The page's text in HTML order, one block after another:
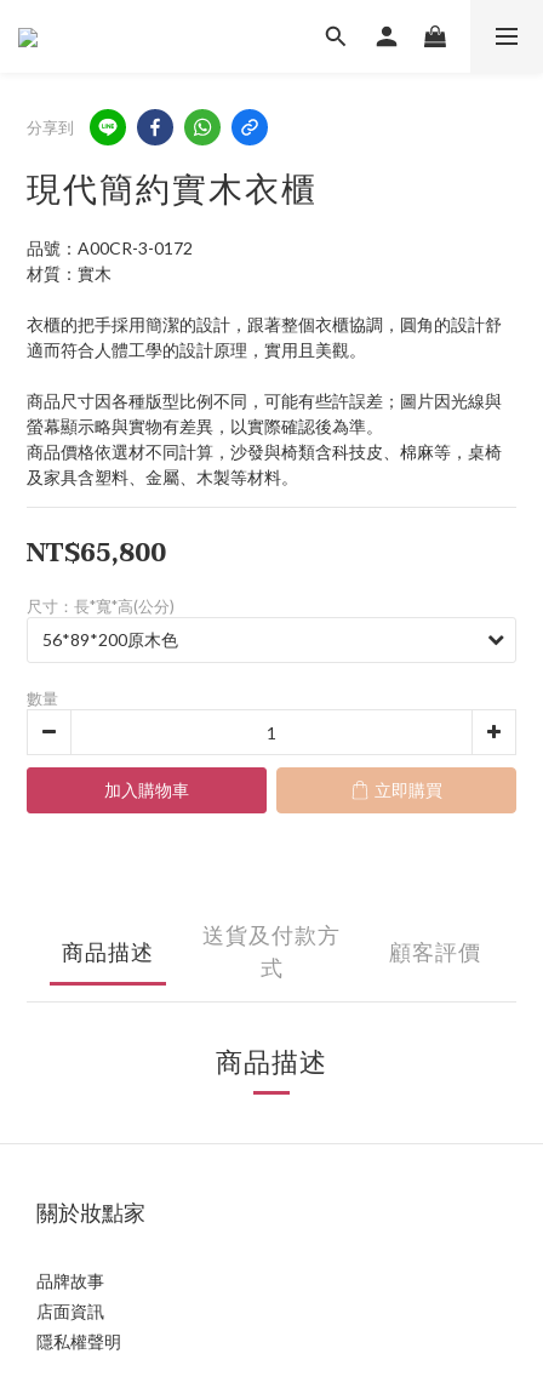
分享到
現代簡約實木衣櫃
品號：A00CR-3-0172
材質：實木
衣櫃的把手採用簡潔的設計，跟著整個衣櫃協調，圓角的設計舒
適而符合人體工學的設計原理，實用且美觀。
商品尺寸因各種版型比例不同，可能有些許誤差；圖片因光線與
螢幕顯示略與實物有差異，以實際確認後為準。
商品價格依選材不同計算，沙發與椅類含科技皮、棉麻等，桌椅
及家具含塑料、金屬、木製等材料。
NT$65,800
尺寸：長*寬*高(公分)
數量
加入購物車 立即購買
商品描述
送貨及付款方
式
顧客評價
商品描述
關於妝點家
品牌故事
店面資訊
隱私權聲明